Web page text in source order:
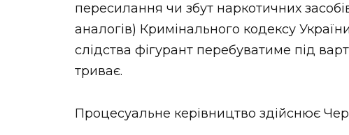
пересилання чи збут наркотичних
аналогів) Кримінального кодексу
слідства фігурант перебуватиме під
триває.
Процесуальне керівництво здійснює